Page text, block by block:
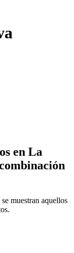
en La
se muestran aquellos